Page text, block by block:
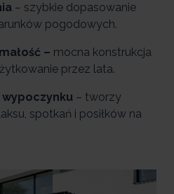
– szybkie dopasowanie
pogodowych.
– mocna konstrukcja
przez lata.
– tworzy
spotkań i posiłków na